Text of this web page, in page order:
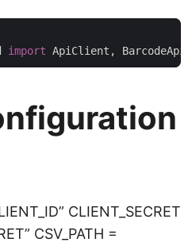
import
CLIENT_SECRET
CSV_PATH =